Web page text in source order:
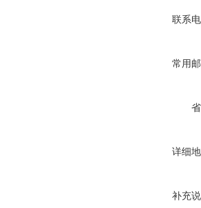
联系
常用
详细
补充